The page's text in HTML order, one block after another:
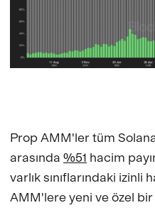
Prop AMM'ler tüm
arasında %51 hacim
varlık sınıflarındaki izinli
AMM'lere yeni ve özel